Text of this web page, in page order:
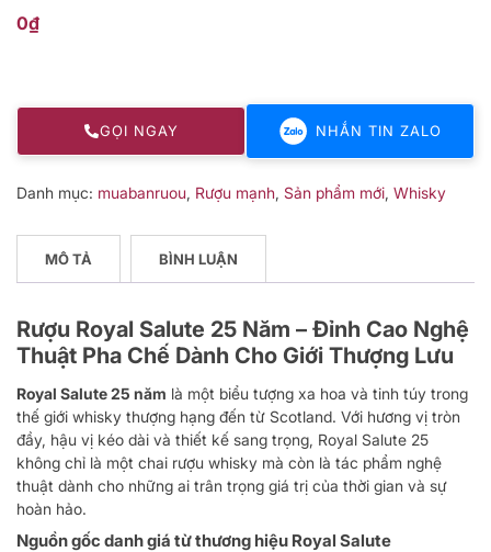
0₫
GỌI NGAY NHẮN TIN ZALO
Danh mục: muabanruou, Rượu mạnh, Sản phẩm mới, Whisky
MÔ TẢ BÌNH LUẬN
Rượu Royal Salute 25 Năm – Đỉnh Cao Nghệ
Thuật Pha Chế Dành Cho Giới Thượng Lưu
Royal Salute 25 năm là một biểu tượng xa hoa và tinh túy trong
thế giới whisky thượng hạng đến từ Scotland. Với hương vị tròn
đầy, hậu vị kéo dài và thiết kế sang trọng, Royal Salute 25
không chỉ là một chai rượu whisky mà còn là tác phẩm nghệ
thuật dành cho những ai trân trọng giá trị của thời gian và sự
hoàn hảo.
Nguồn gốc danh giá từ thương hiệu Royal Salute